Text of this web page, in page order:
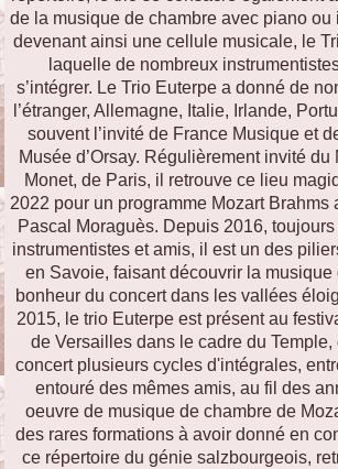
de la musique de chambre avec piano ou
devenant ainsi une cellule musicale, le
laquelle de nombreux
s’intégrer. Le Trio Euterpe a donné de
l’étranger, Allemagne, Italie, Irlande,
souvent l’invité de France Musique et
Musée d’Orsay. Régulièrement invité du
Monet, de Paris, il retrouve ce lieu
2022 pour un programme Mozart Brahms
Pascal Moraguès. Depuis 2016,
instrumentistes et amis, il est un des
en Savoie, faisant découvrir la musique
bonheur du concert dans les vallées
2015, le trio Euterpe est présent au
de Versailles dans le cadre du
concert plusieurs cycles d'intégrales,
entouré des mêmes amis, au fil des
oeuvre de musique de chambre de
des rares formations à avoir donné en
ce répertoire du génie salzbourgeois,